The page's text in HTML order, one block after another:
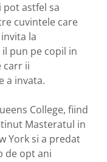
astfel sa
cuvintele care
la
pun pe copil in
carr ii
a invata.
College, fiind
Masteratul in
York si a predat
de opt ani